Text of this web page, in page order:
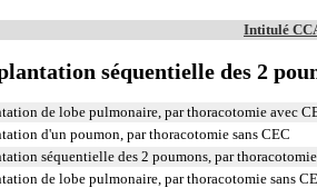
Intitulé
séquentielle des 2
de lobe pulmonaire, par thoracotomie avec
d'un poumon, par thoracotomie sans CEC
séquentielle des 2 poumons, par thoracotomie
de lobe pulmonaire, par thoracotomie sans